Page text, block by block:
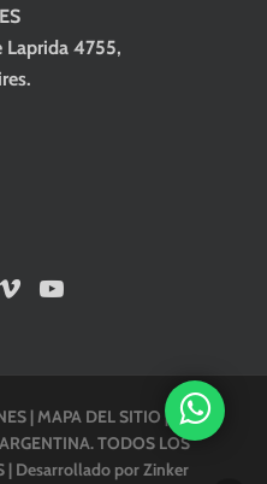
Laprida 4755,
|MAPA DEL SITIO | ©
TODOS LOS
| Desarrollado por Zinker